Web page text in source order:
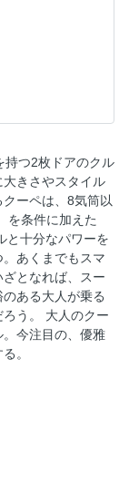
ンSTJ
キッシュ国内初
シュ（2025）
コンチネンタル
ルGT
・グランカブリ
タルGTC
4マティック
持つ2枚ドアのクル
きさやスタイル
ーペは、8気筒以
を条件に加えた
と十分なパワーを
あくまでもスマ
となれば、スー
ある大人が乗る
う。 大人のクー
今注目の、優雅
。